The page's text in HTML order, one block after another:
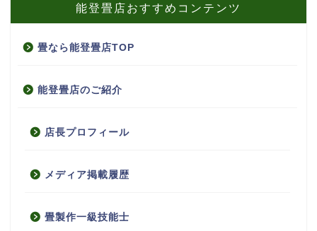
能登畳店おすすめコンテンツ
畳なら能登畳店TOP
能登畳店のご紹介
店長プロフィール
メディア掲載履歴
畳製作一級技能士